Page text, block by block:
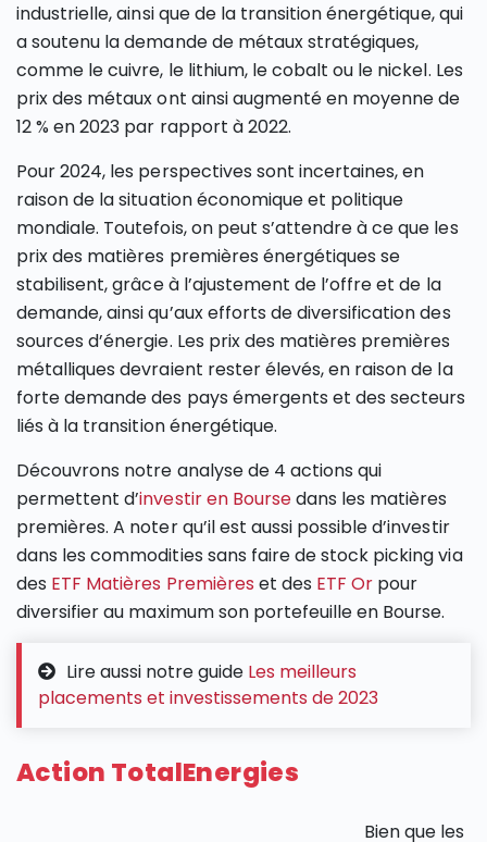
industrielle, ainsi que de la transition énergétique, qui
a soutenu la demande de métaux stratégiques,
comme le cuivre, le lithium, le cobalt ou le nickel. Les
prix des métaux ont ainsi augmenté en moyenne de
12 % en 2023 par rapport à 2022.
Pour 2024, les perspectives sont incertaines, en
raison de la situation économique et politique
mondiale. Toutefois, on peut s’attendre à ce que les
prix des matières premières énergétiques se
stabilisent, grâce à l’ajustement de l’offre et de la
demande, ainsi qu’aux efforts de diversification des
sources d’énergie. Les prix des matières premières
métalliques devraient rester élevés, en raison de la
forte demande des pays émergents et des secteurs
liés à la transition énergétique.
Découvrons notre analyse de 4 actions qui
permettent d’investir en Boursedans les matières
premières. A noter qu’il est aussi possible d’investir
dans les commodities sans faire de stock picking via
des ETF Matières Premières et des ETF Or pour
diversifier au maximum son portefeuille en Bourse.
Lire aussi notre guide Les meilleurs
placements et investissements de 2023
Action TotalEnergies
Bien que les